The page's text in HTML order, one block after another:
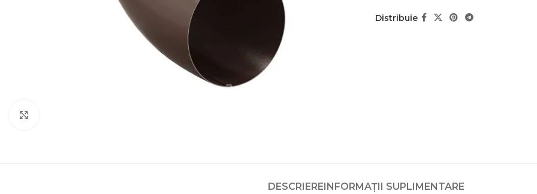
Distribuie
DESCRIEREINFORMAȚII SUPLIMENTARE